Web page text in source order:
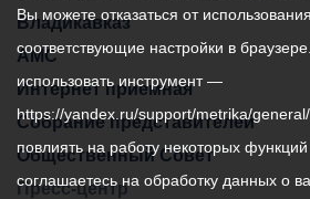
Владикавказ:
Владикавказ
АМС
Интернет приемная
Собрание представителей
Общественный Совет
Пресс-центр
Вы можете отказаться от
соответствующие настройки в
использовать инструмент —
https://yandex.ru/support/metrika/
повлиять на работу некоторых
соглашаетесь на обработку данных о